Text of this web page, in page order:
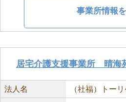
事業所情報
居宅介護支援事業所 晴海
法人名 （社福）トー